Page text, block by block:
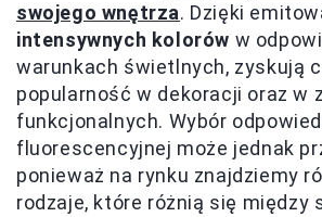
swojego wnętrza. Dzięki
intensywnych kolorów w
warunkach świetlnych, zyskują
popularność w dekoracji oraz w
funkcjonalnych. Wybór
fluorescencyjnej może jednak
ponieważ na rynku znajdziemy
rodzaje, które różnią się między